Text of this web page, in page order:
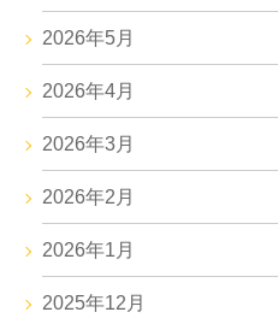
2026年5月
2026年4月
2026年3月
2026年2月
2026年1月
2025年12月